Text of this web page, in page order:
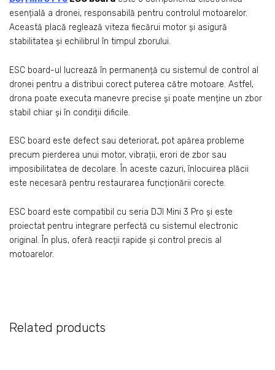
esențială a dronei, responsabilă pentru controlul motoarelor.
Această placă reglează viteza fiecărui motor și asigură
stabilitatea și echilibrul în timpul zborului.
ESC board-ul lucrează în permanență cu sistemul de control al
dronei pentru a distribui corect puterea către motoare. Astfel,
drona poate executa manevre precise și poate menține un zbor
stabil chiar și în condiții dificile.
ESC board este defect sau deteriorat, pot apărea probleme
precum pierderea unui motor, vibrații, erori de zbor sau
imposibilitatea de decolare. În aceste cazuri, înlocuirea plăcii
este necesară pentru restaurarea funcționării corecte.
ESC board este compatibil cu seria DJI Mini 3 Pro și este
proiectat pentru integrare perfectă cu sistemul electronic
original. În plus, oferă reacții rapide și control precis al
motoarelor.
Related products